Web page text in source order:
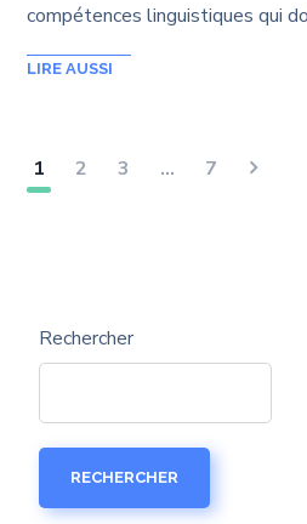
compétences linguistiques qui
1 2 3 … 7
Rechercher
RECHERCHER